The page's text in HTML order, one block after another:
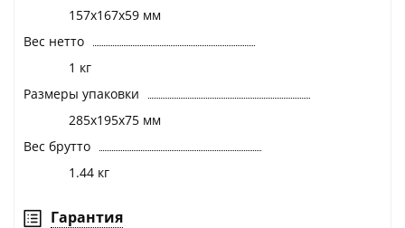
157х167х59 мм
Вес нетто
1 кг
Размеры упаковки
285х195х75 мм
Вес брутто
1.44 кг
Гарантия